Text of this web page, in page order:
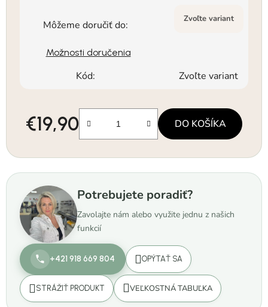
Môžeme doručiť do: Zvoľte variant
Možnosti doručenia
Kód: Zvoľte variant
€19,90
Jednotková cena:
DO KOŠÍKA
Potrebujete poradiť?
Zavolajte nám alebo využite jednu z našich
funkcií
+421 918 669 804 OPÝTAŤ SA
STRÁŽIŤ PRODUKT VEĽKOSTNÁ TABUĽKA